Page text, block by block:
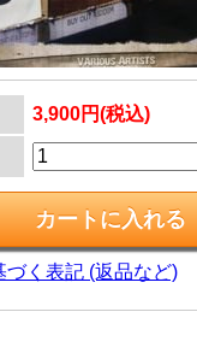
3,900円(税込)
く表記 (返品など)